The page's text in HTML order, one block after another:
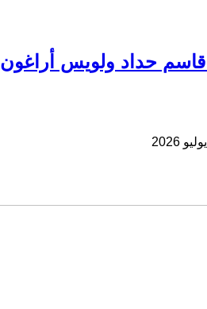
حداد ولويس أراغون